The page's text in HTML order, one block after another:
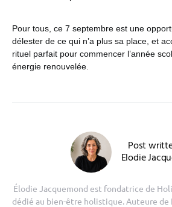
Pour tous, ce 7 septembre est une
délester de ce qui n’a plus sa place, et
rituel parfait pour commencer l’année
énergie renouvelée.
Post
Elodie
Élodie Jacquemond est fondatrice de
dédié au bien-être holistique. Auteure de